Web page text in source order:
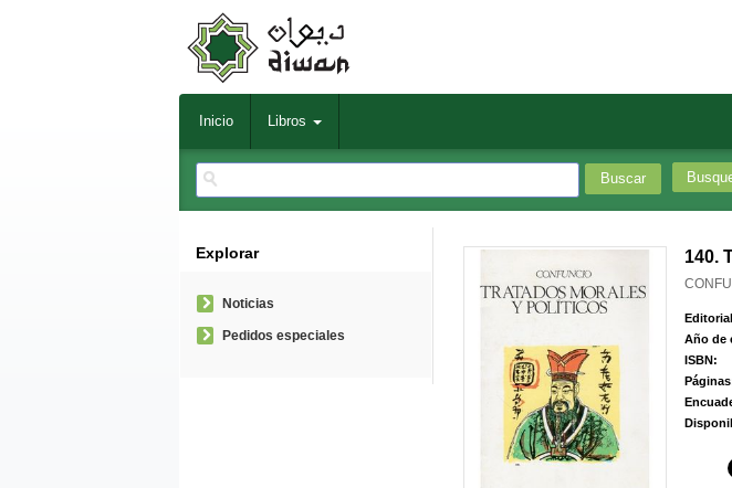
Inicio Libros
140.
Año de
ISBN:
Explorar
Noticias
Pedidos especiales